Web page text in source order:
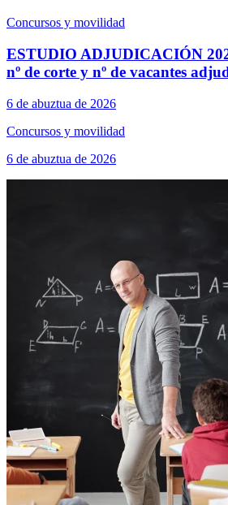
Concursos y movilidad
ESTUDIO ADJUDICACIÓN
nº de corte y nº de vacantes
6 de abuztua de 2026
Concursos y movilidad
6 de abuztua de 2026